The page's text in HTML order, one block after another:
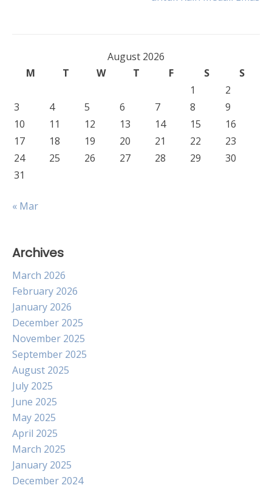
August 2026
M
T W T F S
S
1
2
3
4 5 6 7 8
9
10
11 12 13 14 15
16
17
18 19 20 21 22
23
24
25 26 27 28 29
30
31
« Mar
Archives
March 2026
February 2026
January 2026
December 2025
November 2025
September 2025
August 2025
July 2025
June 2025
May 2025
April 2025
March 2025
January 2025
December 2024